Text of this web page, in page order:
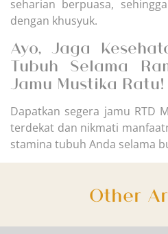
seharian berpuasa,
dengan khusyuk.
Ayo, Jaga
Tubuh Selama
Jamu Mustika Ratu!
Dapatkan segera jamu RTD
terdekat dan nikmati
stamina tubuh Anda selama
Other